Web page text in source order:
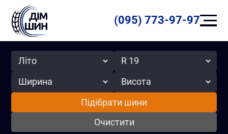
(095) 773-97-97
Сезон Радіус
Ширина Висота
Підібрати шини
Очистити